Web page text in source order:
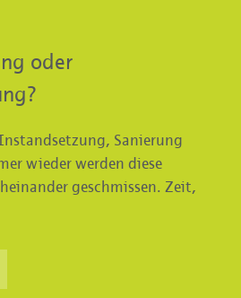
oder
Sanierung
wieder werden diese
geschmissen. Zeit,